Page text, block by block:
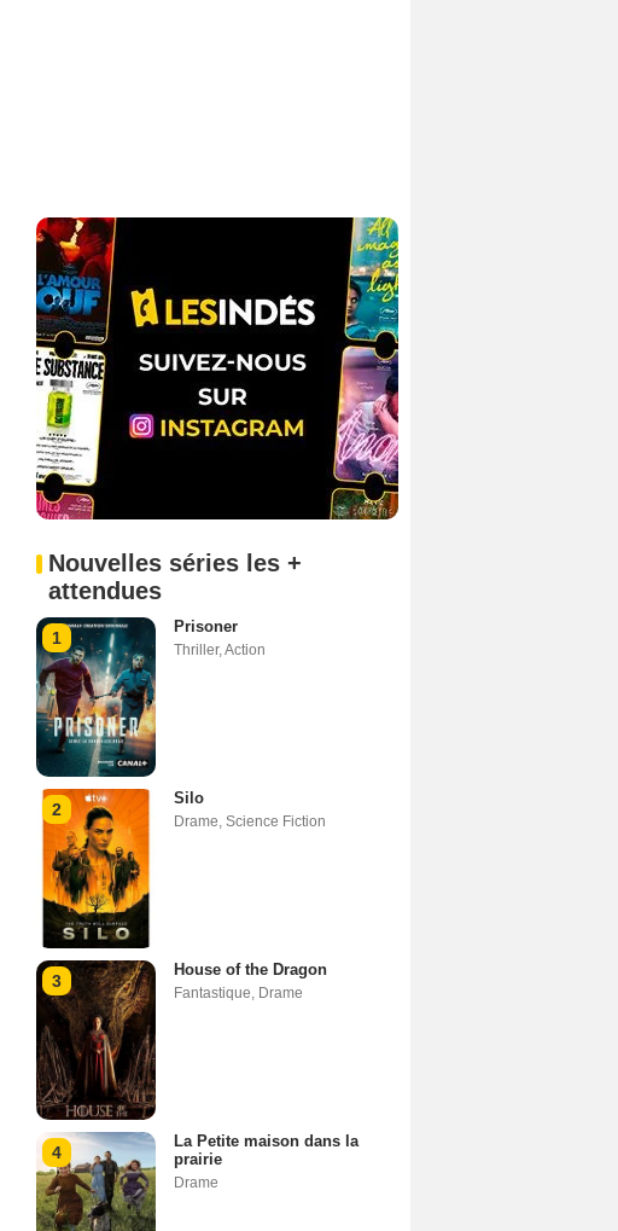
Nouvelles séries les +
attendues
1
Prisoner
Thriller,Action
2
Silo
Drame, Science Fiction
3
House of the Dragon
Fantastique, Drame
4
La Petite maison dans la
prairie
Drame